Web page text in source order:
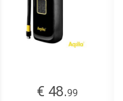
€ 48.99